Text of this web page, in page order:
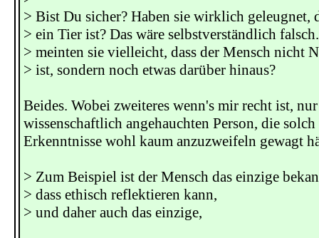
> Bist Du sicher? Haben sie wirklich geleugnet,
> ein Tier ist? Das wäre selbstverständlich
> meinten sie vielleicht, dass der Mensch nicht
> ist, sondern noch etwas darüber hinaus?
Beides. Wobei zweiteres wenn's mir recht ist,
wissenschaftlich angehauchten Person, die
Erkenntnisse wohl kaum anzuzweifeln gewagt
> Zum Beispiel ist der Mensch das einzige
> dass ethisch reflektieren kann,
> und daher auch das einzige,